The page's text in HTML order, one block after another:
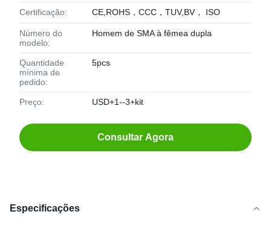
Certificação: CE,ROHS，CCC，TUV,BV， ISO
Número do
modelo:
Homem de SMA à fêmea dupla
Quantidade
mínima de
pedido:
5pcs
Preço: USD+1--3+kit
Consultar Agora
Especificações